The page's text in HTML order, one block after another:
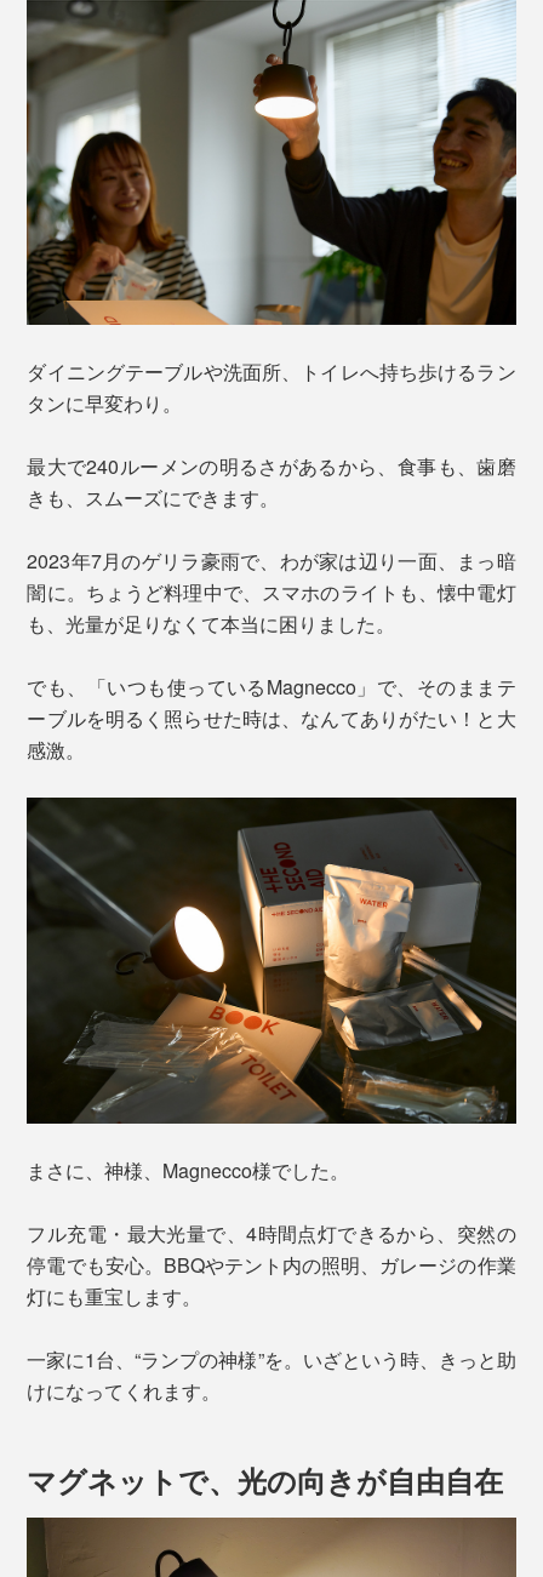
ダイニングテーブルや洗面所、トイレへ持ち歩けるラン
タンに早変わり。
最大で240ルーメンの明るさがあるから、食事も、歯磨
きも、スムーズにできます。
2023年7月のゲリラ豪雨で、わが家は辺り一面、まっ暗
闇に。ちょうど料理中で、スマホのライトも、懐中電灯
も、光量が足りなくて本当に困りました。
でも、「いつも使っているMagnecco」で、そのままテ
ーブルを明るく照らせた時は、なんてありがたい！と大
感激。
まさに、神様、Magnecco様でした。
フル充電・最大光量で、4時間点灯できるから、突然の
停電でも安心。BBQやテント内の照明、ガレージの作業
灯にも重宝します。
一家に1台、“ランプの神様”を。いざという時、きっと助
けになってくれます。
マグネットで、光の向きが自由自在